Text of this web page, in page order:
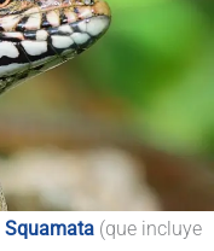
Squamata (que incluye